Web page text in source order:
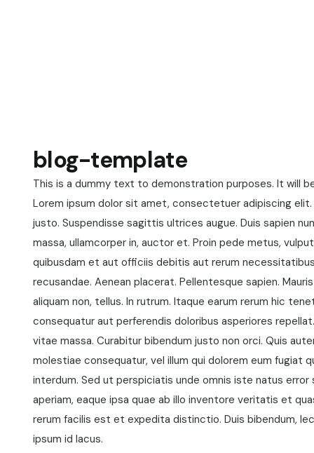
blog-template
This is a dummy text to demonstration purposes. It will
Lorem ipsum dolor sit amet, consectetuer adipiscing
justo. Suspendisse sagittis ultrices augue. Duis sapien
massa, ullamcorper in, auctor et. Proin pede metus,
quibusdam et aut officiis debitis aut rerum
recusandae. Aenean placerat. Pellentesque sapien.
aliquam non, tellus. In rutrum. Itaque earum rerum hic
consequatur aut perferendis doloribus asperiores
vitae massa. Curabitur bibendum justo non orci. Quis
molestiae consequatur, vel illum qui dolorem eum fugiat
interdum. Sed ut perspiciatis unde omnis iste natus
aperiam, eaque ipsa quae ab illo inventore veritatis et
rerum facilis est et expedita distinctio. Duis bibendum,
ipsum id lacus.